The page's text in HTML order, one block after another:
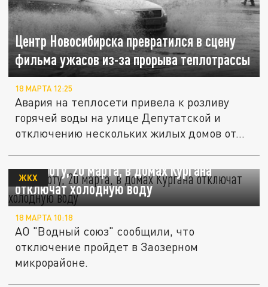
Центр Новосибирска превратился в сцену
фильма ужасов из-за прорыва теплотрассы
18 МАРТА 12:25
Авария на теплосети привела к розливу
горячей воды на улице Депутатской и
отключению нескольких жилых домов от...
В субботу, 20 марта, в домах Кургана
отключат холодную воду
ЖКХ
18 МАРТА 10:18
АО "Водный союз" сообщили, что
отключение пройдет в Заозерном
микрорайоне.